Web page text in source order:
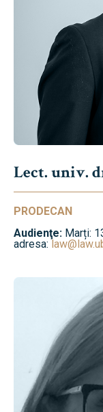
Lect. univ.
PRODECAN
Audienţe: Marți:
adresa: